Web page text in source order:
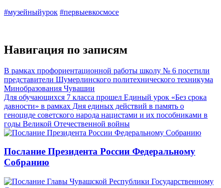
#музейныйурок #первыевкосмосе
Навигация по записям
В рамках профориентационной работы школу № 6 посетили
представители Шумерлинского политехнического техникума
Минобразования Чувашии
Для обучающихся 7 класса прошел Единый урок «Без срока
давности» в рамках Дня единых действий в память о
геноциде советского народа нацистами и их пособниками в
годы Великой Отечественной войны
Послание Президента России Федеральному
Собранию